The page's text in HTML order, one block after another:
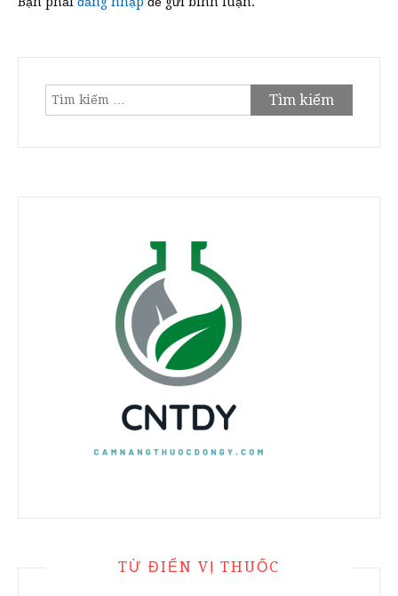
Tìm
kiếm
TỪ ĐIỂN VỊ THUỐC